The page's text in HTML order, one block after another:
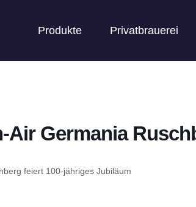
Produkte Privatbrauerei
Air Germania
feiert 100-jähriges Jubiläum